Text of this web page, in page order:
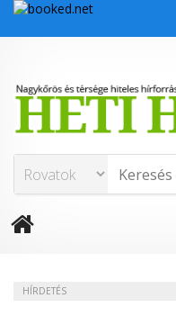
HÍRDETÉS